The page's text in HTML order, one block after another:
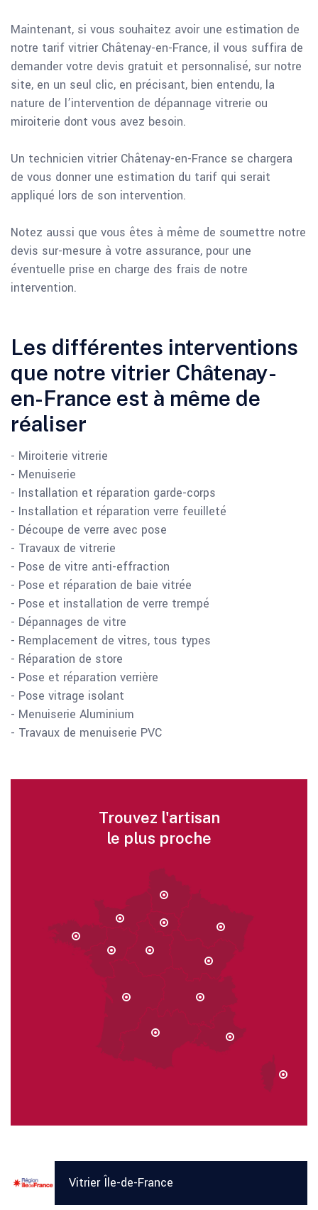
Maintenant, si vous souhaitez avoir une estimation de
notre tarif vitrier Châtenay-en-France, il vous suffira de
demander votre devis gratuit et personnalisé, sur notre
site, en un seul clic, en précisant, bien entendu, la
nature de l’intervention de dépannage vitrerie ou
miroiterie dont vous avez besoin.
Un technicien vitrier Châtenay-en-France se chargera
de vous donner une estimation du tarif qui serait
appliqué lors de son intervention.
Notez aussi que vous êtes à même de soumettre notre
devis sur-mesure à votre assurance, pour une
éventuelle prise en charge des frais de notre
intervention.
Les différentes interventions
que notre vitrier Châtenay-
en-France est à même de
réaliser
- Miroiterie vitrerie
- Menuiserie
- Installation et réparation garde-corps
- Installation et réparation verre feuilleté
- Découpe de verre avec pose
- Travaux de vitrerie
- Pose de vitre anti-effraction
- Pose et réparation de baie vitrée
- Pose et installation de verre trempé
- Dépannages de vitre
- Remplacement de vitres, tous types
- Réparation de store
- Pose et réparation verrière
- Pose vitrage isolant
- Menuiserie Aluminium
- Travaux de menuiserie PVC
Trouvez l'artisan
le plus proche
Vitrier Île-de-France